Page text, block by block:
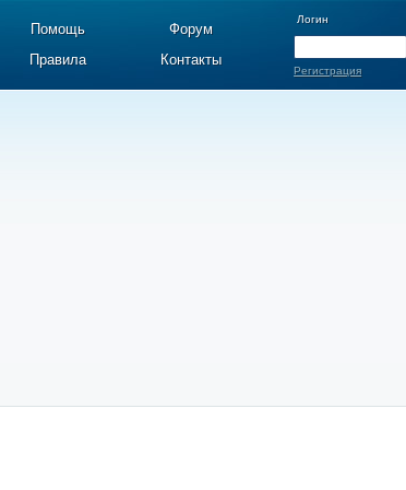
Помощь
Форум
Правила Контакты
Логин
Регистрация